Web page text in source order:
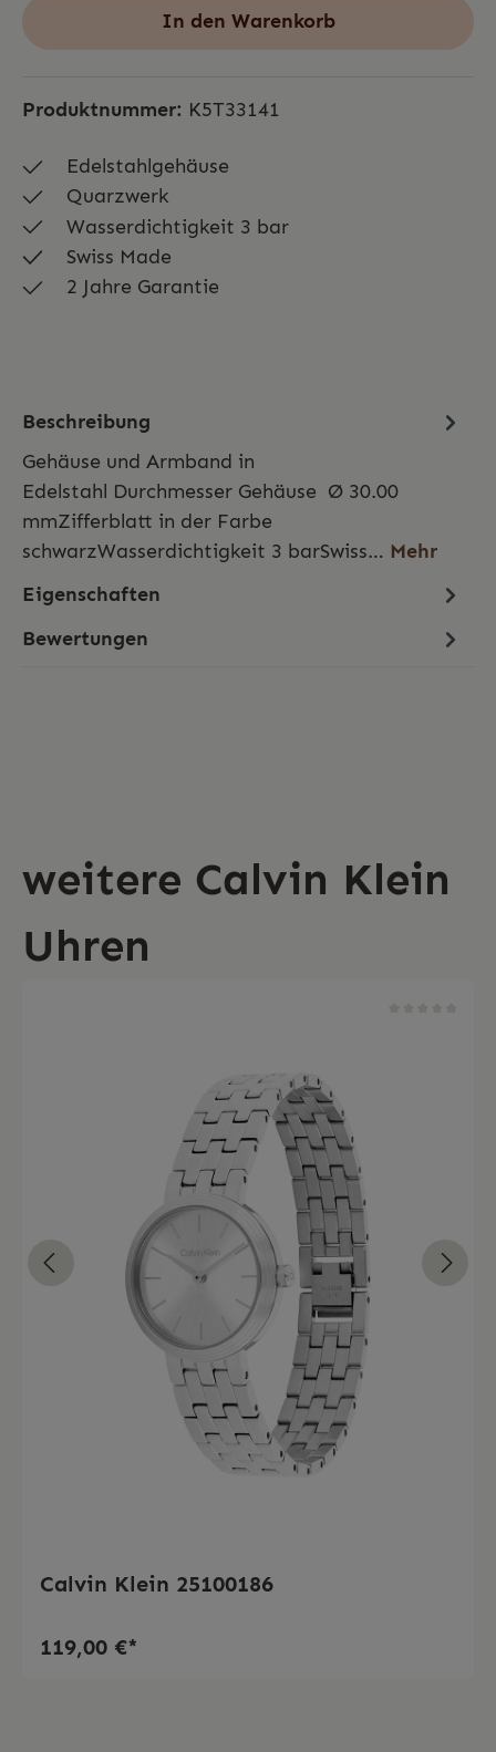
In den Warenkorb
Produktnummer: K5T33141
Edelstahlgehäuse
Quarzwerk
Wasserdichtigkeit 3 bar
Swiss Made
2 Jahre Garantie
Beschreibung
Gehäuse und Armband in
Edelstahl Durchmesser Gehäuse Ø 30.00
mmZifferblatt in der Farbe
schwarzWasserdichtigkeit 3 barSwiss… Mehr
Eigenschaften
Bewertungen
weitere Calvin Klein
Uhren
Calvin Klein 25100186
119,00 €*